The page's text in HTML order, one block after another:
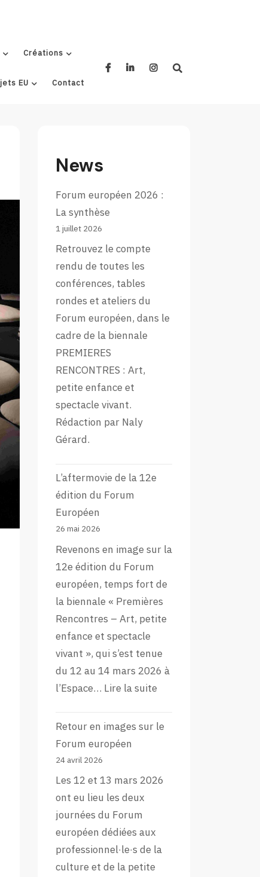
Créations
EU Contact
News
Forum européen 2026 :
La synthèse
1 juillet 2026
Retrouvez le compte
rendu de toutes les
conférences, tables
rondes et ateliers du
Forum européen, dans le
cadre de la biennale
PREMIERES
RENCONTRES : Art,
petite enfance et
spectacle vivant.
Rédaction par Naly
Gérard.
L’aftermovie de la 12e
édition du Forum
Européen
26 mai 2026
Revenons en image sur la
12e édition du Forum
européen, temps fort de
la biennale « Premières
Rencontres – Art, petite
enfance et spectacle
vivant », qui s’est tenue
du 12 au 14 mars 2026 à
l’Espace… Lire la suite
de
édition
Retour en images sur le
Forum européen
24 avril 2026
Les 12 et 13 mars 2026
ont eu lieu les deux
journées du Forum
européen dédiées aux
professionnel·le·s de la
culture et de la petite